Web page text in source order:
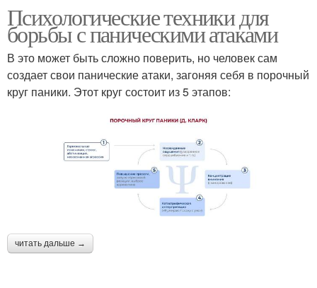
Психологические техники для
борьбы с паническими атаками
В это может быть сложно поверить, но человек сам
создает свои панические атаки, загоняя себя в порочный
круг паники. Этот круг состоит из 5 этапов:
читать дальше →